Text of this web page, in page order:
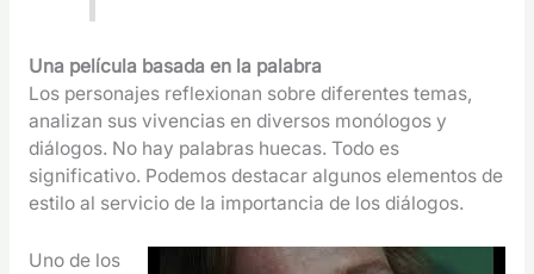
Una película basada en la palabra
Los personajes reflexionan sobre diferentes temas,
analizan sus vivencias en diversos monólogos y
diálogos. No hay palabras huecas. Todo es
significativo. Podemos destacar algunos elementos de
estilo al servicio de la importancia de los diálogos.
Uno de los